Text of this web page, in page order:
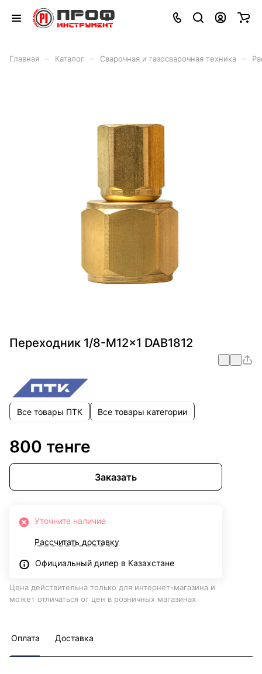
Главная Каталог Сварочная и газосварочная техника
Переходник 1/8-M12×1 DAB1812
Все товары ПТК Все товары категории
800 тенге
Заказать
Уточните наличие
Рассчитать доставку
Официальный дилер в Казахстане
Цена действительна только для интернет-магазина и
может отличаться от цен в розничных магазинах
Оплата Доставка